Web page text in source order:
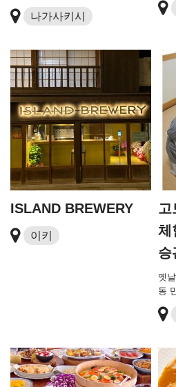
나가사키시
ISLAND BREWERY
이키
고
체
승
옛
동